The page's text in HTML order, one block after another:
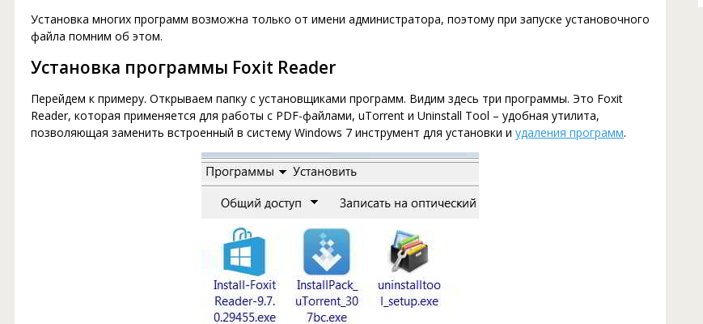
Установка многих программ возможна только от имени администратора, поэтому при запуске установочного
файла помним об этом.
Установка программы Foxit Reader
Перейдем к примеру. Открываем папку с установщиками программ. Видим здесь три программы. Это Foxit
Reader, которая применяется для работы с PDF-файлами, uTorrent и Uninstall Tool – удобная утилита,
позволяющая заменить встроенный в систему Windows 7 инструмент для установки и удаления программ.